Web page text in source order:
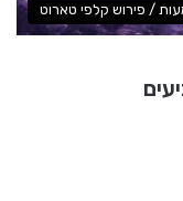
/ פירוש קלפי טארוט